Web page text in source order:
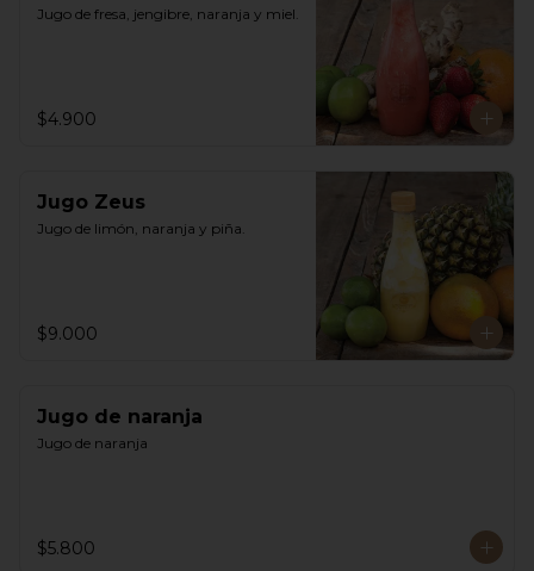
Jugo de fresa, jengibre, naranja y miel.
$4.900
Jugo Zeus
Jugo de limón, naranja y piña.
$9.000
Jugo de naranja
Jugo de naranja
$5.800